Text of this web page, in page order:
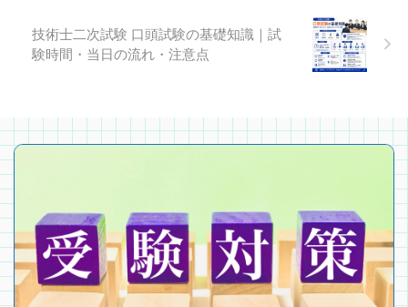
技術士二次試験 口頭試験の基礎知識｜試
験時間・当日の流れ・注意点